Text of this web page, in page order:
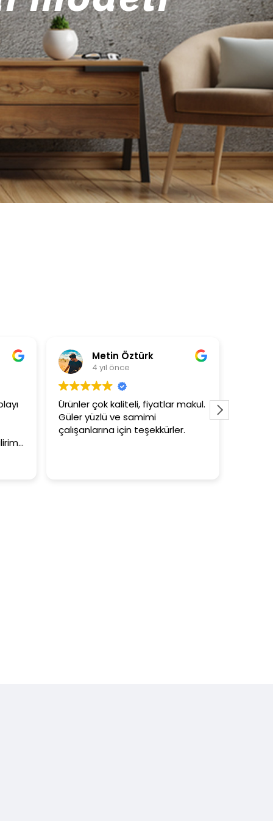
Metin Öztürk
4 yıl önce
Ürünler çok kaliteli, fiyatlar makul.
Güler yüzlü ve samimi
çalışanlarına için teşekkürler.